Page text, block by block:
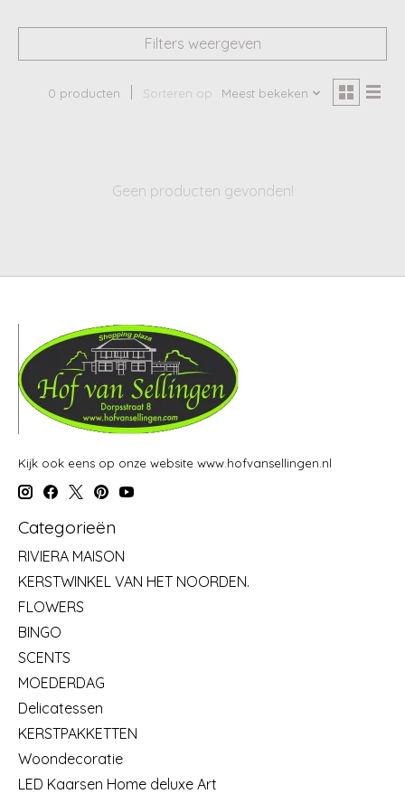
Filters weergeven
0 producten Sorteren op Meest bekeken
Geen producten gevonden!
Kijk ook eens op onze website www.hofvansellingen.nl
Categorieën
RIVIERA MAISON
KERSTWINKEL VAN HET NOORDEN.
FLOWERS
BINGO
SCENTS
MOEDERDAG
Delicatessen
KERSTPAKKETTEN
Woondecoratie
LED Kaarsen Home deluxe Art